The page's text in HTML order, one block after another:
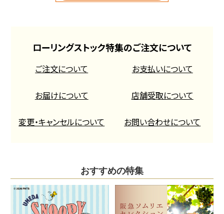
ローリングストック特集のご注文について
ご注文について お支払いについて
お届けについて 店舗受取について
変更・キャンセルについて お問い合わせについて
おすすめの特集